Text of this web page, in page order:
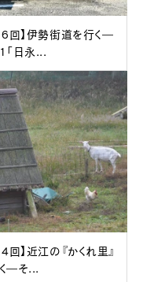
回】伊勢街道を行く―
「日永...
回】近江の『かくれ里』
―そ...